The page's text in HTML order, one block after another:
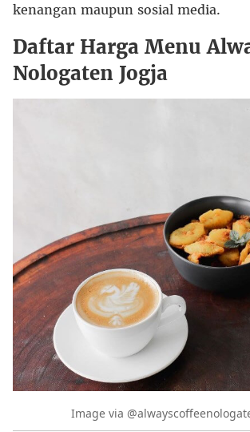
kenangan maupun sosial media.
Daftar Harga Menu
Nologaten Jogja
Image via